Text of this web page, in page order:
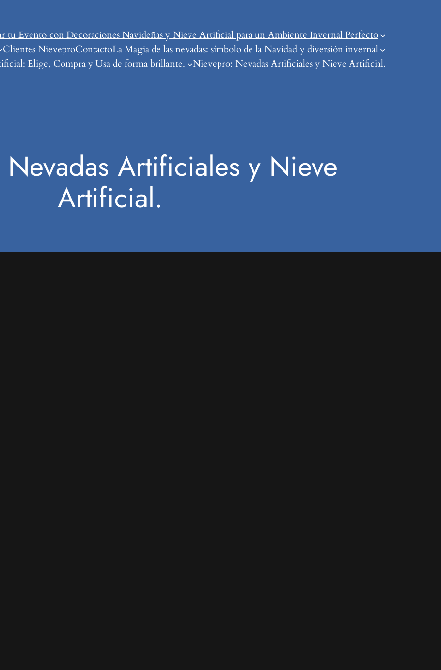
tu Evento con Decoraciones Navideñas y Nieve Artificial para un Ambiente Invernal Perfecto
Clientes NieveproContactoLa Magia de las nevadas: símbolo de la Navidad y diversión invernal
Elige, Compra y Usa de forma brillante.
Nievepro: Nevadas Artificiales y Nieve Artificial.
Artificiales y Nieve
Artificial.